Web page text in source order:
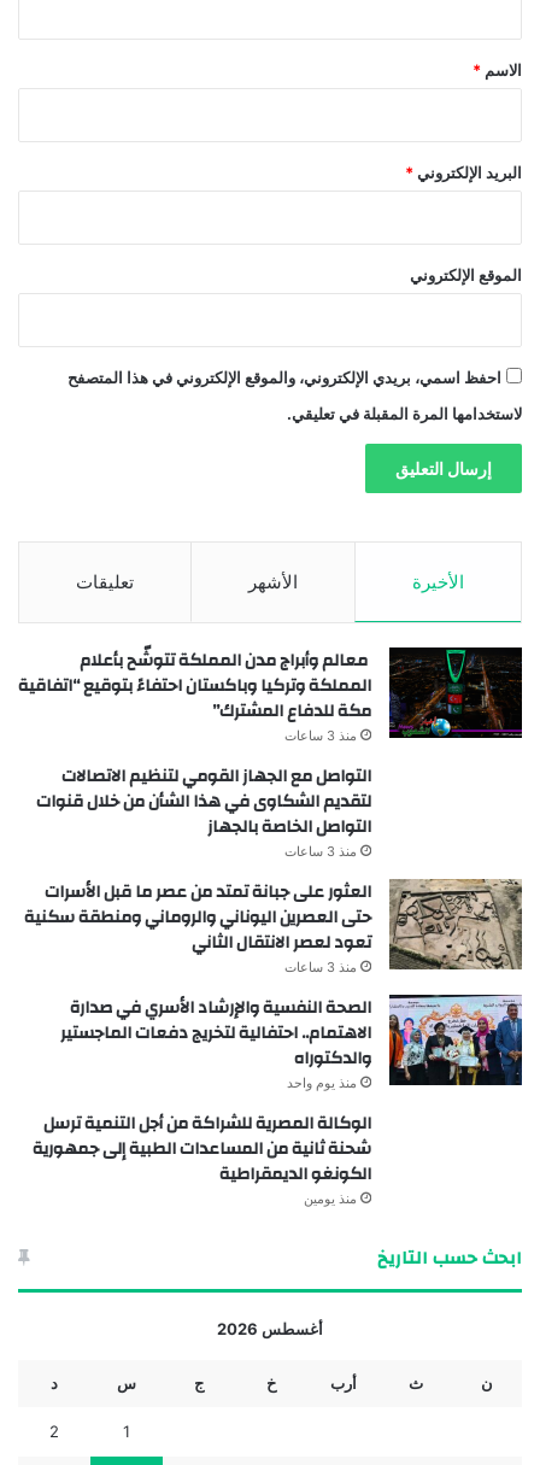
*
الاسم *
البريد الإلكتروني *
الموقع الإلكتروني
احفظ اسمي، بريدي الإلكتروني، والموقع الإلكتروني في هذا المتصفح
لاستخدامها المرة المقبلة في تعليقي.
الأخيرة الأشهر تعليقات
معالم وأبراج مدن المملكة تتوشّح بأعلام
المملكة وتركيا وباكستان احتفاءً بتوقيع “اتفاقية
مكة للدفاع المشترك”
منذ 3 ساعات
التواصل مع الجهاز القومي لتنظيم الاتصالات
لتقديم الشكاوى في هذا الشأن من خلال قنوات
التواصل الخاصة بالجهاز
منذ 3 ساعات
العثور على جبانة تمتد من عصر ما قبل الأسرات
حتى العصرين اليوناني والروماني ومنطقة سكنية
تعود لعصر الانتقال الثاني
منذ 3 ساعات
الصحة النفسية والإرشاد الأسري في صدارة
الاهتمام.. احتفالية لتخريج دفعات الماجستير
والدكتوراه
منذ يوم واحد
الوكالة المصرية للشراكة من أجل التنمية ترسل
شحنة ثانية من المساعدات الطبية إلى جمهورية
الكونغو الديمقراطية
منذ يومين
ابحث حسب التاريخ
أغسطس 2026
ن ث أرب خ ج س د
1
2